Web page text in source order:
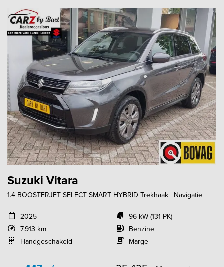
Suzuki Vitara
1.4 BOOSTERJET SELECT SMART HYBRID Trekhaak | Navigatie |
2025
7.913 km
Handgeschakeld
96 kW (131 PK)
Benzine
Marge